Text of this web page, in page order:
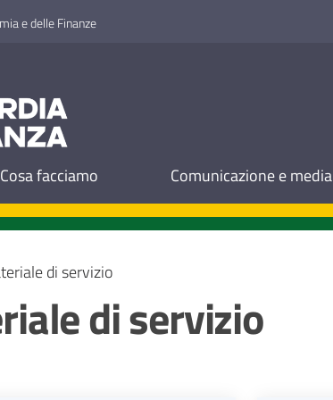
e delle Finanze
Finanza
Cosa facciamo Comunicazione e media
di servizio
di servizio